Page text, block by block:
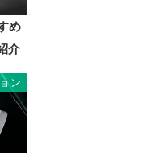
め
介
ン